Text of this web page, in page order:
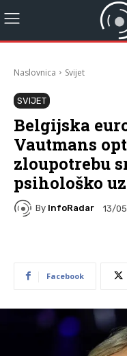
Naslovnica Svijet
SVIJET
Belgijska
Vautmans
zloupotrebu
psihološko
By InfoRadar 13/
Facebook